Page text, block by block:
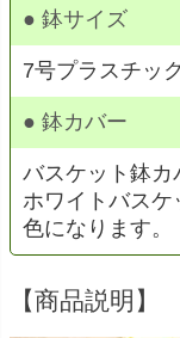
● 鉢サイズ
7号プラスチッ
● 鉢カバー
バスケット鉢
ホワイトバス
色になります。
【商品説明】